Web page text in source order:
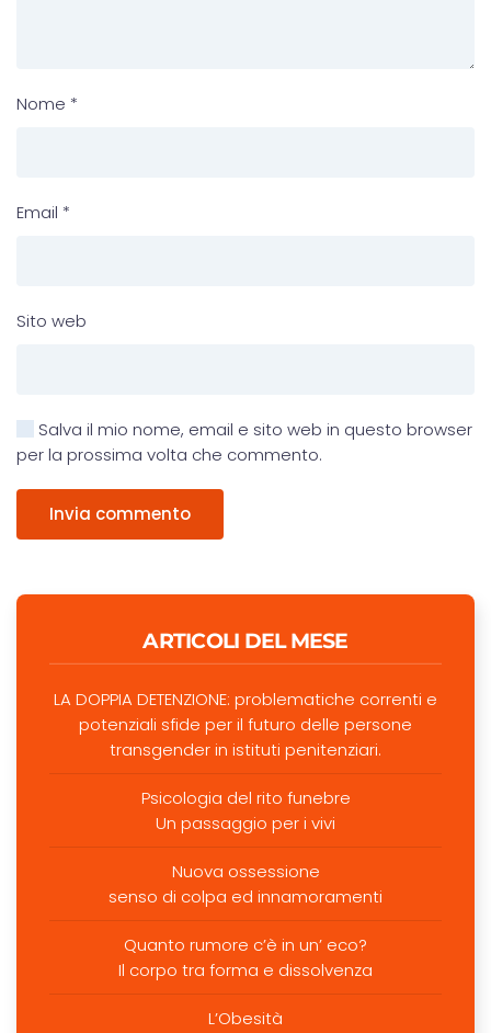
Nome *
Email *
Sito web
Salva il mio nome, email e sito web in questo browser
per la prossima volta che commento.
Invia commento
ARTICOLI DEL MESE
LA DOPPIA DETENZIONE: problematiche correnti e
potenziali sfide per il futuro delle persone
transgender in istituti penitenziari.
Psicologia del rito funebre
Un passaggio per i vivi
Nuova ossessione
senso di colpa ed innamoramenti
Quanto rumore c’è in un’ eco?
Il corpo tra forma e dissolvenza
L’Obesità